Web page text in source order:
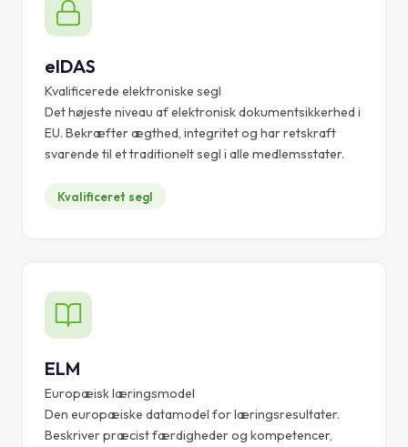
eIDAS
Kvalificerede elektroniske segl
Det højeste niveau af elektronisk dokumentsikkerhed i
EU. Bekræfter ægthed, integritet og har retskraft
svarende til et traditionelt segl i alle medlemsstater.
Kvalificeret segl
ELM
Europæisk læringsmodel
Den europæiske datamodel for læringsresultater.
Beskriver præcist færdigheder og kompetencer,